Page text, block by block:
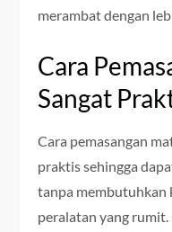
merambat dengan
Cara
Sangat
Cara pemasangan
praktis sehingga
tanpa membutuhkan
peralatan yang rumit.